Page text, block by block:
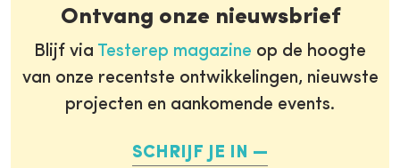
Ontvang onze nieuwsbrief
Blijf via Testerep magazine op de hoogte
van onze recentste ontwikkelingen, nieuwste
projecten en aankomende events.
SCHRIJF JE IN